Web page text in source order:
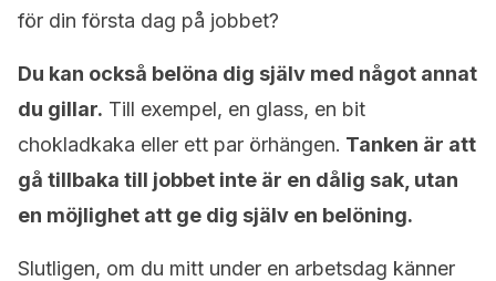
för din första dag på jobbet?
Du kan också belöna dig själv med något annat
du gillar. Till exempel, en glass, en bit
chokladkaka eller ett par örhängen. Tanken är att
gå tillbaka till jobbet inte är en dålig sak, utan
en möjlighet att ge dig själv en belöning.
Slutligen, om du mitt under en arbetsdag känner